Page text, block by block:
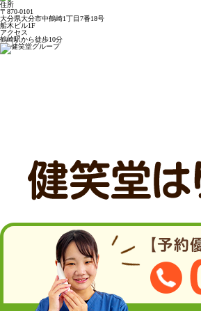
住所
〒870-0101
大分県大分市中鶴崎1丁目7番18号
船木ビル1F
アクセス
鶴崎駅から徒歩10分